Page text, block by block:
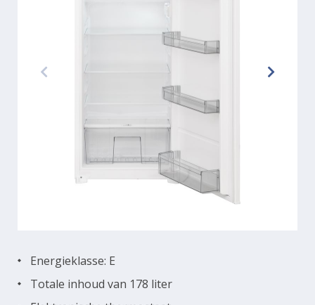
Energieklasse: E
Totale inhoud van 178 liter